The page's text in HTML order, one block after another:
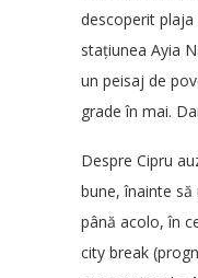
descoperit plaja
stațiunea Ayia
un peisaj de
grade în mai.
Despre Cipru
bune, înainte
până acolo, în
city break